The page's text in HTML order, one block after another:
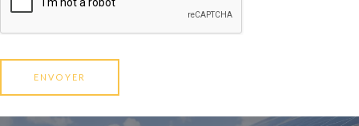
ENVOYER